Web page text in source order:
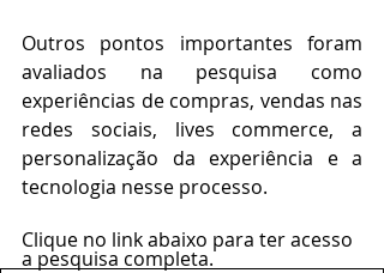
Outros pontos importantes foram
avaliados na pesquisa como
experiências de compras, vendas nas
redes sociais, lives commerce, a
personalização da experiência e a
tecnologia nesse processo.
Clique no link abaixo para ter acesso
a pesquisa completa.